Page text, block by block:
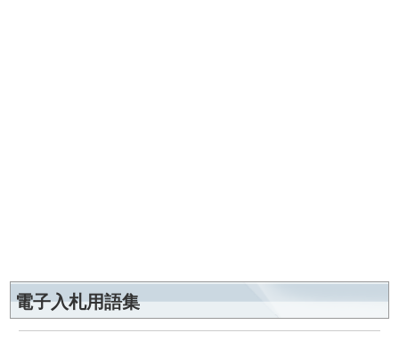
電子入札用語集